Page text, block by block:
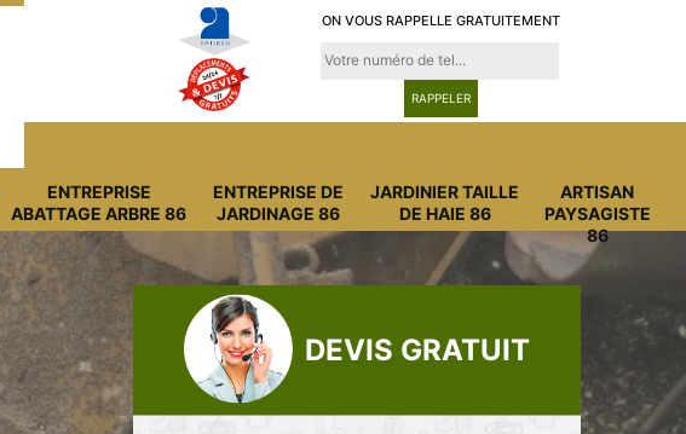
ON VOUS RAPPELLE GRATUITEMENT
ENTREPRISE
ABATTAGE ARBRE 86
ENTREPRISE DE
JARDINAGE 86
JARDINIER TAILLE
DE HAIE 86
ARTISAN
PAYSAGISTE
86
DEVIS GRATUIT